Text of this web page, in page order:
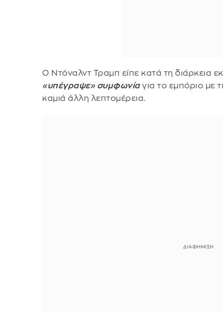
Ο Ντόναλντ Τραμπ είπε κατά τη διάρκεια
«υπέγραψε» συμφωνίαγια το εμπόριο με
καμιά άλλη λεπτομέρεια.